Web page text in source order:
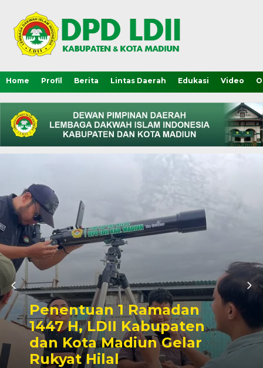
Home Profil Berita Lintas Daerah Edukasi Video
Musda X LDII Madiun,
Pemerintah Dorong
Sinergi Ormas dan
Pembangunan SDM